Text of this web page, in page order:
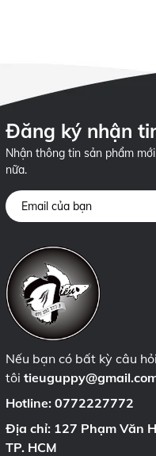
Đăng ký nhận
Nhận thông tin sản phẩm
nữa.
Nếu bạn có bất kỳ câu
tôi
Hotline: 0772227772
Địa chỉ: 127 Phạm Văn
TP. HCM